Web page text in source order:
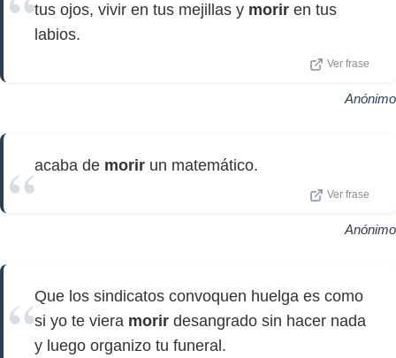
tus ojos, vivir en tus mejillas y morir en tus
labios.
Ver frase
Anónimo
acaba de morir un matemático.
Ver frase
Anónimo
Que los sindicatos convoquen huelga es como
si yo te viera morir desangrado sin hacer nada
y luego organizo tu funeral.